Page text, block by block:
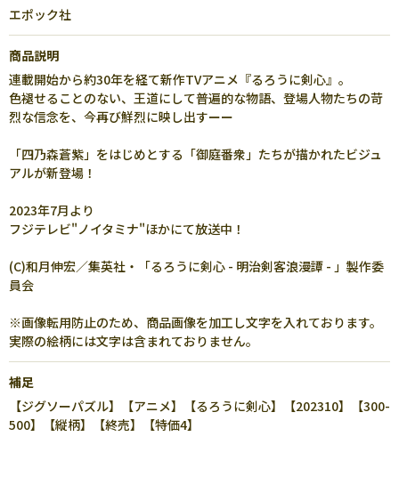
エポック社
商品説明
連載開始から約30年を経て新作TVアニメ『るろうに剣心』。
色褪せることのない、王道にして普遍的な物語、登場人物たちの苛
烈な信念を、今再び鮮烈に映し出すーー
「四乃森蒼紫」をはじめとする「御庭番衆」たちが描かれたビジュ
アルが新登場！
2023年7月より
フジテレビ"ノイタミナ"ほかにて放送中！
(C)和月伸宏／集英社・「るろうに剣心 - 明治剣客浪漫譚 - 」製作委
員会
※画像転用防止のため、商品画像を加工し文字を入れております。
実際の絵柄には文字は含まれておりません。
補足
【ジグソーパズル】【アニメ】【るろうに剣心】【202310】【300-
500】【縦柄】【終売】【特価4】